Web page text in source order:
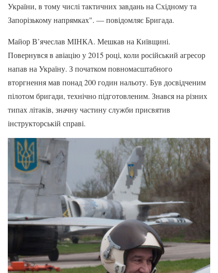
України, в тому числі тактичних завдань на Східному та
Запорізькому напрямках". — повідомляє Бригада.
Майор В’ячеслав МІНКА. Мешкав на Київщині.
Повернувся в авіацію у 2015 році, коли російський агресор
напав на Україну. З початком повномасштабного
вторгнення мав понад 200 годин нальоту. Був досвідченим
пілотом бригади, технічно підготовленим. Знався на різних
типах літаків, значну частину служби присвятив
інструкторській справі.